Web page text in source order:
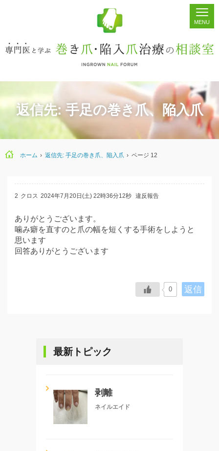
ホーム シェア 掲示板 検索
返信先: 手足の巻き爪、陥入爪
ホーム › 返信先: 手足の巻き爪、陥入爪 › ページ 12
2 クロス 2024年7月20日(土) 22時36分12秒 違反報告
ありがとうございます。
噛み癖を直すのと爪の幅を短くする手術をしようと
思います
回答ありがとうございます
返信
0
最新トピック
剥離
ネイルエイド